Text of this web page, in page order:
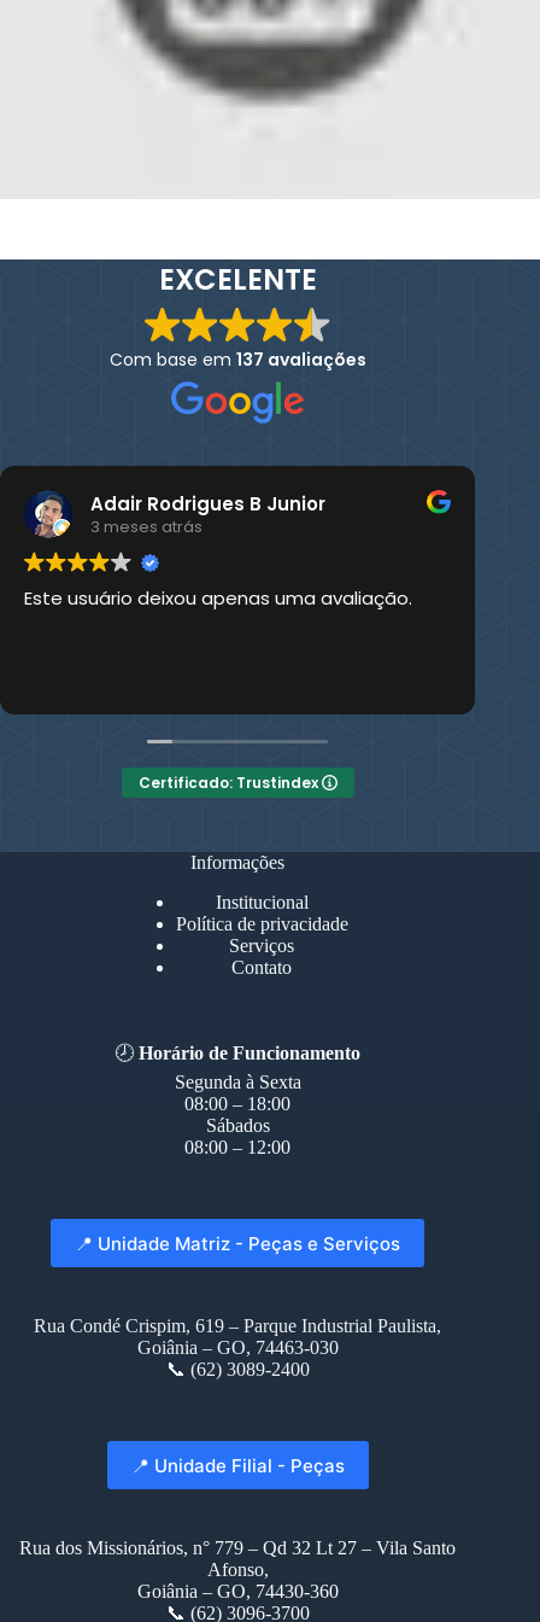
EXCELENTE
Com base em 137 avaliações
Adair Rodrigues B Junior
3 meses atrás
Este usuário deixou apenas uma avaliação.
Certificado: Trustindex
Informações
Institucional
Política de privacidade
Serviços
Contato
🕗Horário de Funcionamento
Segunda à Sexta
08:00 – 18:00
Sábados
08:00 – 12:00
📍 Unidade Matriz - Peças e Serviços
Rua Condé Crispim, 619 – Parque Industrial Paulista,
Goiânia – GO, 74463-030
📞 (62) 3089-2400
📍 Unidade Filial - Peças
Rua dos Missionários, n° 779 – Qd 32 Lt 27 – Vila Santo
Afonso,
Goiânia – GO, 74430-360
📞 (62) 3096-3700